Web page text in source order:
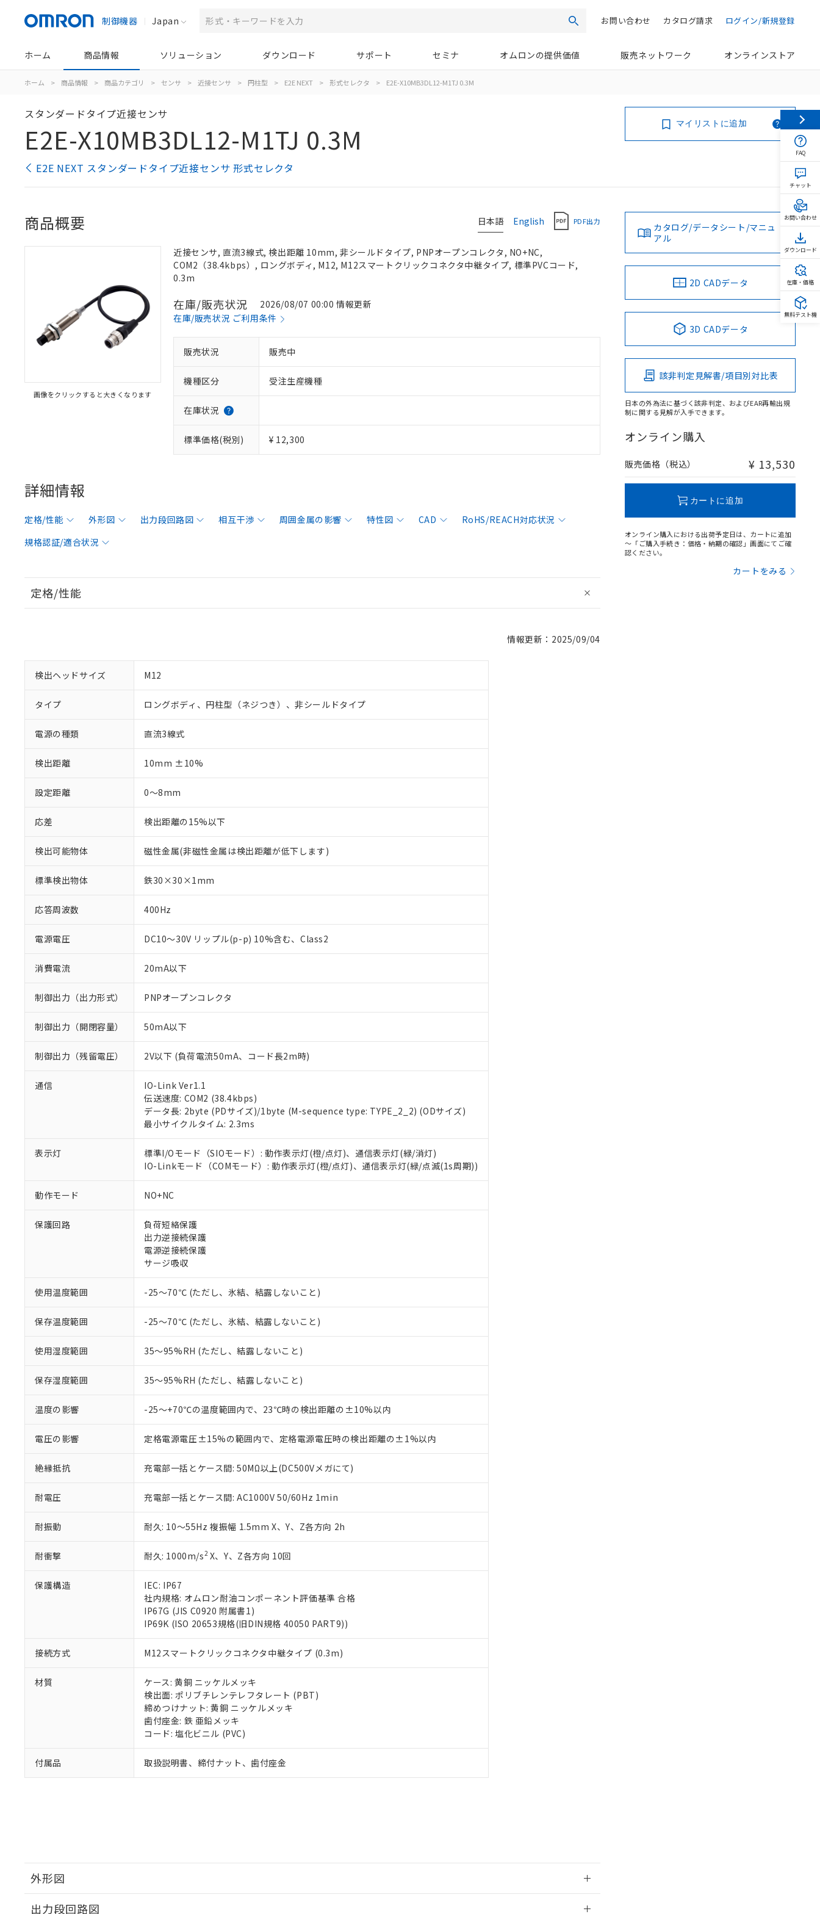
制御機器 Japan 検索 ログイン/新規登録
カタログ請求
お問い合わせ
ホーム 商品情報 ソリューション ダウンロード サポート セミナ オムロンの提供価値 販売ネットワーク オンラインストア
ホーム > 商品情報 > 商品カテゴリ > センサ > 近接センサ > 円柱型 > E2E NEXT > 形式セレクタ > E2E-X10MB3DL12-M1TJ 0.3M
スタンダードタイプ近接センサ
E2E-X10MB3DL12-M1TJ 0.3M
E2E NEXT スタンダードタイプ近接センサ 形式セレクタ
マイリストに追加
日本語 English PDF出力
商品概要
画像をクリックすると大きくなります
近接センサ, 直流3線式, 検出距離 10mm, 非シールドタイプ, PNPオープンコレクタ, NO+NC,
COM2（38.4kbps）, ロングボディ, M12, M12スマートクリックコネクタ中継タイプ, 標準PVCコード,
0.3m
在庫/販売状況
2026/08/07 00:00 情報更新
在庫/販売状況 ご利用条件
販売状況 販売中
機種区分 受注生産機種
在庫状況
標準価格(税別) ¥ 12,300
詳細情報
定格/性能 外形図 出力段回路図 相互干渉 周囲金属の影響 特性図 CAD
RoHS/REACH対応状況
規格認証/適合状況
定格/性能
情報更新：2025/09/04
検出ヘッドサイズ M12
タイプ ロングボディ、円柱型（ネジつき）、非シールドタイプ
電源の種類 直流3線式
検出距離 10mm ±10%
設定距離 0～8mm
応差 検出距離の15%以下
検出可能物体 磁性金属(非磁性金属は検出距離が低下します)
標準検出物体 鉄30×30×1mm
応答周波数 400Hz
電源電圧 DC10～30V リップル(p-p) 10%含む、Class2
消費電流 20mA以下
制御出力（出力形式） PNPオープンコレクタ
制御出力（開閉容量） 50mA以下
制御出力（残留電圧） 2V以下 (負荷電流50mA、コード長2m時)
通信
IO-Link Ver1.1
伝送速度: COM2 (38.4kbps)
データ長: 2byte (PDサイズ)/1byte (M-sequence type: TYPE_2_2) (ODサイズ)
最小サイクルタイム: 2.3ms
表示灯
標準I/Oモード（SIOモード）: 動作表示灯(橙/点灯)、通信表示灯(緑/消灯)
IO-Linkモード（COMモード）: 動作表示灯(橙/点灯)、通信表示灯(緑/点滅(1s周期))
動作モード NO+NC
保護回路
負荷短絡保護
出力逆接続保護
電源逆接続保護
サージ吸収
使用温度範囲 -25～70℃ (ただし、氷結、結露しないこと)
保存温度範囲 -25～70℃ (ただし、氷結、結露しないこと)
使用湿度範囲 35～95%RH (ただし、結露しないこと)
保存湿度範囲 35～95%RH (ただし、結露しないこと)
温度の影響 -25～+70℃の温度範囲内で、23℃時の検出距離の±10%以内
電圧の影響 定格電源電圧±15%の範囲内で、定格電源電圧時の検出距離の±1%以内
絶縁抵抗 充電部一括とケース間: 50MΩ以上(DC500Vメガにて)
耐電圧 充電部一括とケース間: AC1000V 50/60Hz 1min
耐振動 耐久: 10～55Hz 複振幅 1.5mm X、Y、Z各方向 2h
耐衝撃 耐久: 1000m/s2X、Y、Z各方向 10回
保護構造
IEC: IP67
社内規格: オムロン耐油コンポーネント評価基準 合格
IP67G (JIS C0920 附属書1)
IP69K (ISO 20653規格(旧DIN規格 40050 PART9))
接続方式 M12スマートクリックコネクタ中継タイプ (0.3m)
材質
ケース: 黄銅 ニッケルメッキ
検出面: ポリブチレンテレフタレート (PBT)
締めつけナット: 黄銅 ニッケルメッキ
歯付座金: 鉄 亜鉛メッキ
コード: 塩化ビニル (PVC)
付属品 取扱説明書、締付ナット、歯付座金
外形図
出力段回路図
カタログ/データシート/マニュ
アル
2D CADデータ
3D CADデータ
該非判定見解書/項目別対比表
日本の外為法に基づく該非判定、およびEAR再輸出規
制に関する見解が入手できます。
オンライン購入
販売価格（税込） ¥ 13,530
カートに追加
オンライン購入における出荷予定日は、カートに追加
～「ご購入手続き：価格・納期の確認」画面にてご確
認ください。
カートをみる
ご利用条件
以下の条件をお読みいただき、同意のうえご利用ください。
正式な納期状況および標準価格はお客様のお取引先、またはお客様担当のオムロン制御機器販売店・
当社販売員にご相談ください。
オムロン制御機器販売店や当社販売拠点は「販売ネットワーク
」をご確認ください。
在庫状況および標準価格結果を当社の事前の承諾なく第三者に漏洩または開示しないようお願いしま
マイパーツ機能（部品リスト作成サービス）をご利用いただくには、I-Webメンバーズにご登録され
ている必要があります。
お客様が当ウェブサイト上で当社にご登録された部品リストについて、当社および当社の共同利用者
が、当社の製品・サービスに関するお客様との取引・商談に必要な範囲で利用することをご了承くだ
さい。
※当社の共同利用者とは、"個人情報の共同利用に関して"
いる法人を指します。
※1 対応状況
対応済み：EU RoHS指令（10物質）の非含有に対応した製品が提供可能な商品です。
対応予定：EU RoHS指令（10物質）の非含有に対応した製品に切り替える予定のある商品です。
対応予定なし：EU RoHS指令（10物質）の非含有に非対応の商品で、対応品を出す予定はありません。
調査・確認中：EU RoHS指令（10物質）の非含有の対応状況を調査中または確認中の商品です。
非該当品：ライセンス料など無形物で、有害物質有無と関係のない商品です。
仕入先様の事情により、非含有部品としていたものが、含有品と判明した場合などやむを得ず変更すること
があります。
鉛(Pb) 1000ppm以下、 水銀(Hg) 1000ppm以下、 カドミウム(Cd) 100ppm以下、
六価クロム(Cr(Ⅵ)) 1000ppm以下、ポリ臭化ビフェニル類(PBB) 1000ppm以下、ポリ臭化ジフェニルエーテル類(PBDE) 1000ppm以下、
フタル酸ビス(2-エチルヘキシル) (DEHP)(別名：DOP) 1000ppm以下、フタル酸ブチルベンジル（BBP） 1000ppm以下、フタル酸ジブチ
ル（DBP） 1000ppm以下、フタル酸ジイソブチル (DIBP) 1000ppm以下
但し、RoHS指令で産業用監視および制御機器に対する適用除外項目は除く。
※2 対応予定月
部品在庫の切り替え状況などにより、予定月が前後することがあります。
下記の非含有証明書をダウンロードすることができます。
EU RoHS指令（10物質）の非含有証明書
51物質の非含有証明書（当社基準）
また、RoHS指令のフタル酸エステル類４物質の対応では、対応完了までの期間は出荷製品に未対応品が
混在することから備考欄に対応日を記載しておりました。
既に当社にて対応品への在庫切替を完了していることから、特段のことがない限り、2022年1月12日よ
り割愛しております。
※1 中国RoHS○×表
「－」：未確認です。当社販売部門へお問い合わせください。
*中国RoHS10物質の基準値 (GB/T26572)：
Pb(鉛) :1000ppm、 Hg(水銀) : 1000ppm、 Cd(カドミウム) : 100ppm、
Cr(Ⅵ)(六価クロム) : 1000ppm、 PBBs(ポリ臭化ビフェニル類) : 1000ppm、 PBDEs(ポリ臭化ジフェニルエーテル類) : 1000ppm、
※2 環境保護使用期限
「ｅ」：有害物質（10物質）のすべてが基準値以下であることを示します。
「10」：通常の使用状況下において有害物質が外部に漏えいし、環境に深刻な影響を及ぼさない年数を意
「－」：未確認です。当社販売部門へお問い合わせください。
置等に一切使用いたしません。
当社は、貴社製品を第三者に販売する場合は、上記1、2および3の内容を当該第三者に通知します。
また当社は、販売先および販売に係わる関係者が違法に輸出するおそれがある場合は、取り引きをい
たしません。
△ 一定数には満たないが在庫あり
－
在庫なし(最新の在庫状況については、お客様のお取引先、またはお客様担当のオムロン制御
機器販売店・当社販売員にご確認ください)
空
白
受注生産機種、また在庫状況の情報を公開していない機種
FAQ
チャット
お問い合わせ
ダウンロード
在庫・価格
無料テスト機